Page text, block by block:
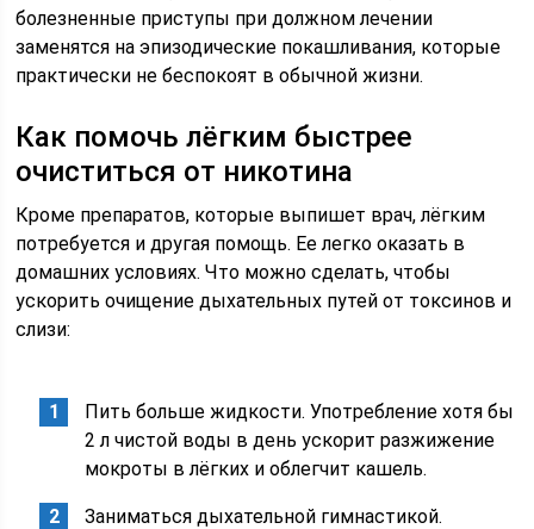
болезненные приступы при должном лечении
заменятся на эпизодические покашливания, которые
практически не беспокоят в обычной жизни.
Как помочь лёгким быстрее
очиститься от никотина
Кроме препаратов, которые выпишет врач, лёгким
потребуется и другая помощь. Ее легко оказать в
домашних условиях. Что можно сделать, чтобы
ускорить очищение дыхательных путей от токсинов и
слизи:
Пить больше жидкости. Употребление хотя бы
2 л чистой воды в день ускорит разжижение
мокроты в лёгких и облегчит кашель.
Заниматься дыхательной гимнастикой.